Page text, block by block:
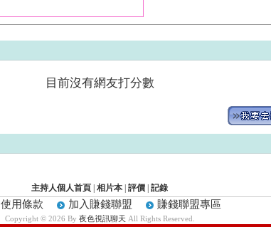
目前沒有網友打分數
主持人個人首頁 相片本 評價 記錄
使用條款 加入賺錢聯盟 賺錢聯盟專區
Copyright © 2026 By 夜色視訊聊天 All Rights Reserved.